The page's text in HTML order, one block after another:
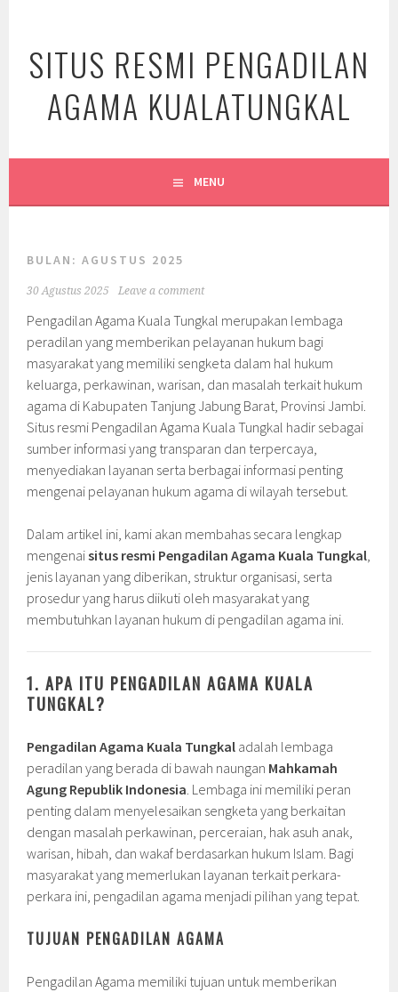
content
SITUS RESMI PENGADILAN
AGAMA KUALATUNGKAL
MENU
BULAN:AGUSTUS 2025
30 Agustus 2025 Leave a comment
Pengadilan Agama Kuala Tungkal merupakan lembaga
peradilan yang memberikan pelayanan hukum bagi
masyarakat yang memiliki sengketa dalam hal hukum
keluarga, perkawinan, warisan, dan masalah terkait hukum
agama di Kabupaten Tanjung Jabung Barat, Provinsi Jambi.
Situs resmi Pengadilan Agama Kuala Tungkal hadir sebagai
sumber informasi yang transparan dan terpercaya,
menyediakan layanan serta berbagai informasi penting
mengenai pelayanan hukum agama di wilayah tersebut.
Dalam artikel ini, kami akan membahas secara lengkap
mengenaisitus resmi Pengadilan Agama Kuala Tungkal,
jenis layanan yang diberikan, struktur organisasi, serta
prosedur yang harus diikuti oleh masyarakat yang
membutuhkan layanan hukum di pengadilan agama ini.
1. APA ITU PENGADILAN AGAMA KUALA
TUNGKAL?
Pengadilan Agama Kuala Tungkal adalah lembaga
peradilan yang berada di bawah naungan Mahkamah
Agung Republik Indonesia . Lembaga ini memiliki peran
penting dalam menyelesaikan sengketa yang berkaitan
dengan masalah perkawinan, perceraian, hak asuh anak,
warisan, hibah, dan wakaf berdasarkan hukum Islam. Bagi
masyarakat yang memerlukan layanan terkait perkara-
perkara ini, pengadilan agama menjadi pilihan yang tepat.
TUJUAN PENGADILAN AGAMA
Pengadilan Agama memiliki tujuan untuk memberikan